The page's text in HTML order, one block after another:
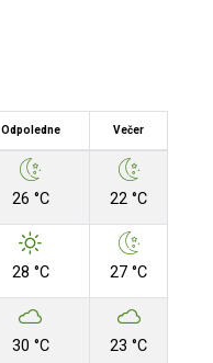
Odpoledne Večer
26 °C 22 °C
28 °C 27 °C
30 °C 23 °C